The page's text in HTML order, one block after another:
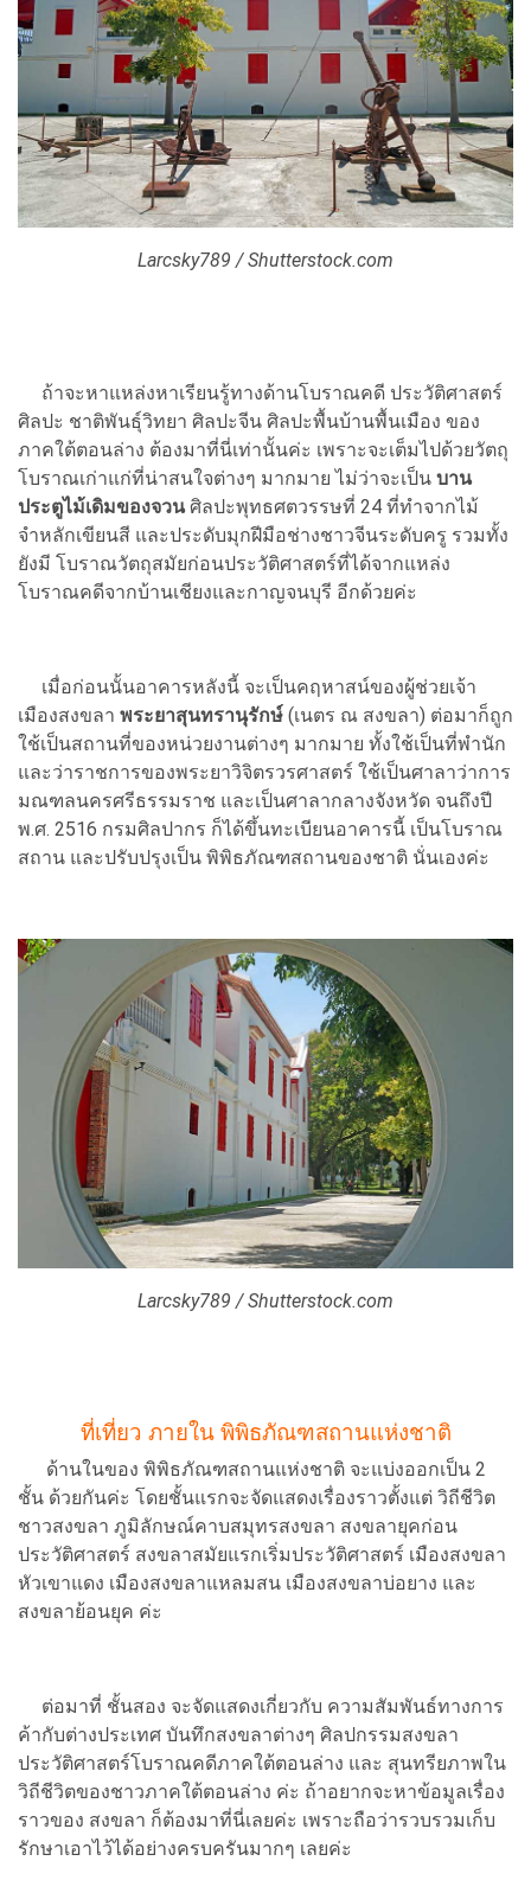
Larcsky789 / Shutterstock.com
ถ้าจะหาแหล่งหาเรียนรู้ทางด้านโบราณคดี ประวัติศาสตร์
ศิลปะ ชาติพันธุ์วิทยา ศิลปะจีน ศิลปะพื้นบ้านพื้นเมือง ของ
ภาคใต้ตอนล่าง ต้องมาที่นี่เท่านั้นค่ะ เพราะจะเต็มไปด้วยวัตถุ
โบราณเก่าแก่ที่น่าสนใจต่างๆ มากมาย ไม่ว่าจะเป็น บาน
ประตูไม้เดิมของจวนศิลปะพุทธศตวรรษที่ 24 ที่ทำจากไม้
จำหลักเขียนสี และประดับมุกฝีมือช่างชาวจีนระดับครู รวมทั้ง
ยังมี โบราณวัตถุสมัยก่อนประวัติศาสตร์ที่ได้จากแหล่ง
โบราณคดีจากบ้านเชียงและกาญจนบุรี อีกด้วยค่ะ
เมื่อก่อนนั้นอาคารหลังนี้ จะเป็นคฤหาสน์ของผู้ช่วยเจ้า
เมืองสงขลา พระยาสุนทรานุรักษ์ (เนตร ณ สงขลา) ต่อมาก็ถูก
ใช้เป็นสถานที่ของหน่วยงานต่างๆ มากมาย ทั้งใช้เป็นที่พำนัก
และว่าราชการของพระยาวิจิตรวรศาสตร์ ใช้เป็นศาลาว่าการ
มณฑลนครศรีธรรมราช และเป็นศาลากลางจังหวัด จนถึงปี
พ.ศ. 2516 กรมศิลปากร ก็ได้ขึ้นทะเบียนอาคารนี้ เป็นโบราณ
สถาน และปรับปรุงเป็น พิพิธภัณฑสถานของชาติ นั่นเองค่ะ
Larcsky789 / Shutterstock.com
ที่เที่ยว ภายใน พิพิธภัณฑสถานแห่งชาติ
ด้านในของ พิพิธภัณฑสถานแห่งชาติ จะแบ่งออกเป็น 2
ชั้น ด้วยกันค่ะ โดยชั้นแรกจะจัดแสดงเรื่องราวตั้งแต่ วิถีชีวิต
ชาวสงขลา ภูมิลักษณ์คาบสมุทรสงขลา สงขลายุคก่อน
ประวัติศาสตร์ สงขลาสมัยแรกเริ่มประวัติศาสตร์ เมืองสงขลา
หัวเขาแดง เมืองสงขลาแหลมสน เมืองสงขลาบ่อยาง และ
สงขลาย้อนยุค ค่ะ
ต่อมาที่ ชั้นสอง จะจัดแสดงเกี่ยวกับ ความสัมพันธ์ทางการ
ค้ากับต่างประเทศ บันทึกสงขลาต่างๆ ศิลปกรรมสงขลา
ประวัติศาสตร์โบราณคดีภาคใต้ตอนล่าง และ สุนทรียภาพใน
วิถีชีวิตของชาวภาคใต้ตอนล่าง ค่ะ ถ้าอยากจะหาข้อมูลเรื่อง
ราวของ สงขลา ก็ต้องมาที่นี่เลยค่ะ เพราะถือว่ารวบรวมเก็บ
รักษาเอาไว้ได้อย่างครบครันมากๆ เลยค่ะ